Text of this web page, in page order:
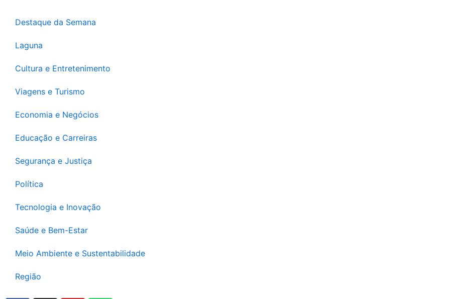
Destaque da Semana
Laguna
Cultura e Entretenimento
Viagens e Turismo
Economia e Negócios
Educação e Carreiras
Segurança e Justiça
Política
Tecnologia e Inovação
Saúde e Bem-Estar
Meio Ambiente e Sustentabilidade
Região